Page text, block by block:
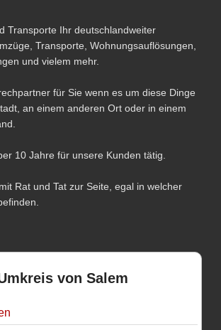
Transporte Ihr deutschlandweiter
Transporte, Wohnungsauflösungen,
und vielem mehr.
für Sie wenn es um diese Dinge
an einem anderen Ort oder in einem
10 Jahre für unsere Kunden tätig.
Rat und Tat zur Seite, egal in welcher
von Salem